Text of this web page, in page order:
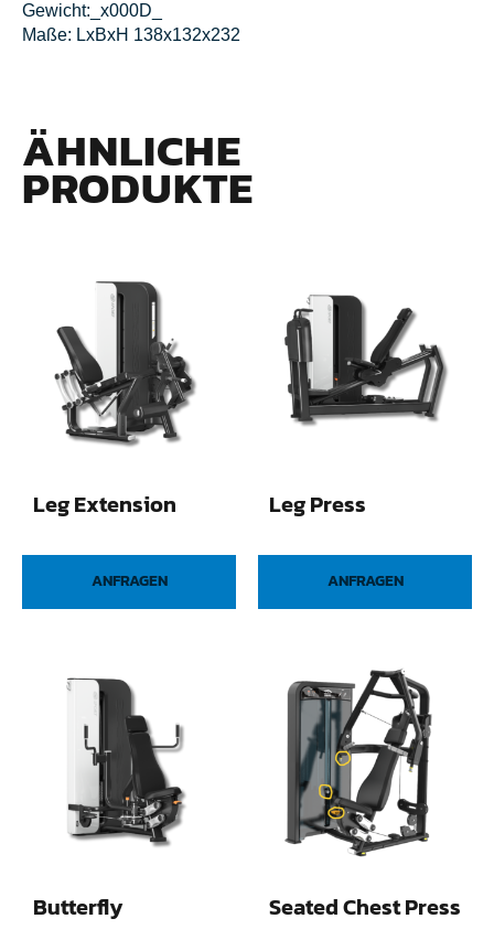
Gewicht:_x000D_
Maße: LxBxH 138x132x232
ÄHNLICHE
PRODUKTE
Leg Extension
ANFRAGEN
Leg Press
ANFRAGEN
Butterfly Seated Chest Press